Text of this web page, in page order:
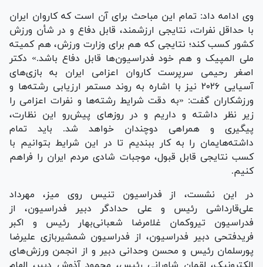
وی ادامه داد: تمام این مباحث برای آن است که کاروان ایران
با حداقل نفرات، نتایجی ارزشمند، قابل دفاع و در شأن ورزش
کشور کسب کند؛ نتایجی که هم برای وزارت ورزش، هم کمیته
ملی المپیک و هم خود فدراسیون‌ها قابل دفاع باشد.» دکتر
اصغر رحیمی سرپرست کاروان اعزامی ایران به بازی‌های
آسیایی ۲۰۲۶ نیز با اشاره به روند مستمر ارزیابی رشته‌ها و
ورزشکاران گفت: «به دقت شرایط رشته‌ها و نفرات اعزامی را
زیر نظر داشته و داریم و در روز‌های پیش‌رو این نظارت،
پیگیری و همراهی دوچندان خواهد شد. باید تمام
داشته‌هایمان را به کار ببندیم تا در این شرایط بتوانیم با
کسب نتایجی قابل قبول، موجبات شادی مردم ایران را فراهم
کنیم.
در این نشست، از فدراسیون تنیس روی میز، مهرداد
علی‌قارداشی رئیس و علی حدادگر دبیر فدراسیون، از
فدراسیون تیروکمان غلامرضا شعبانی‌بهار رئیس و اکبر
فریدفتحی دبیر فدراسیون، از فدراسیون شمشیربازی علیرضا
پورسلمان رئیس و محسن وحدانی‌ دبیر و از انجمن ورزش‌های